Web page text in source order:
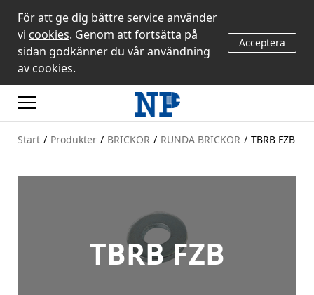
För att ge dig bättre service använder
vi cookies. Genom att fortsätta på
sidan godkänner du vår användning
av cookies.
Acceptera
Start / Produkter / BRICKOR / RUNDA BRICKOR / TBRB FZB
TBRB FZB